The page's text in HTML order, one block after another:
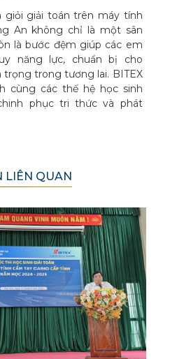
giỏi giải toán trên máy tính
An không chỉ là một sân
là bước đệm giúp các em
năng lực, chuẩn bị cho
trọng trong tương lai. BITEX
cùng các thế hệ học sinh
phục tri thức và phát
LIÊN QUAN